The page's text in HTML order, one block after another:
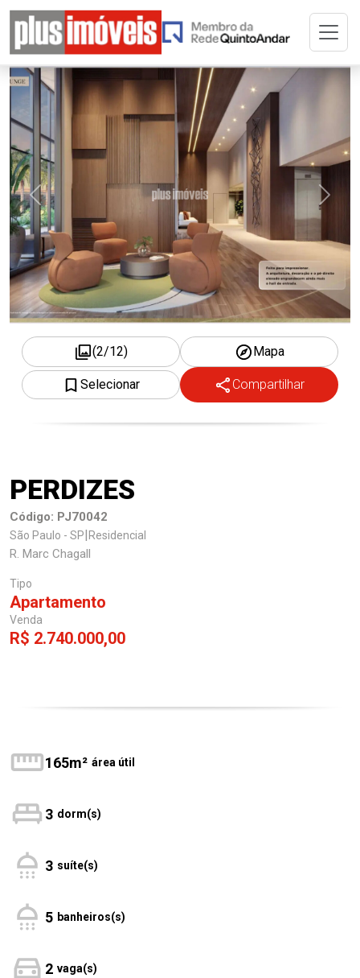
Home
Buscar Imóvel
A Plus
Cadastre seu Imóvel
Adm. de Imóvel
Permuta
Imóveis Selecionados
Trabalhe Conosco
(2/12) Mapa
Selecionar Compartilhar
PERDIZES
Código: PJ70042
São Paulo - SP|Residencial
R. Marc Chagall
Tipo
Apartamento
Venda
R$ 2.740.000,00
165m² área útil
3 dorm(s)
3 suíte(s)
5 banheiros(s)
2 vaga(s)